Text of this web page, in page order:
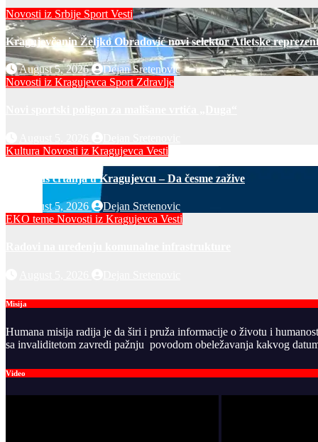
Novosti iz Srbije Sport Vesti
Kragujevčanin Željko Obradović novi selektor Atletske
August 5, 2026
Dejan Sretenovic
Novosti iz Kragujevca Sport Zdravlje
Kultura Novosti iz Kragujevca Vesti
Javni čas crtanja u Kragujevcu – Da česme zažive
August 5, 2026
Dejan Sretenovic
EKO teme Novosti iz Kragujevca Vesti
Misija
Humana misija radija je da širi i pruža informacije o životu i
sa invaliditetom zavredi pažnju povodom obeležavanja kakvog
Video